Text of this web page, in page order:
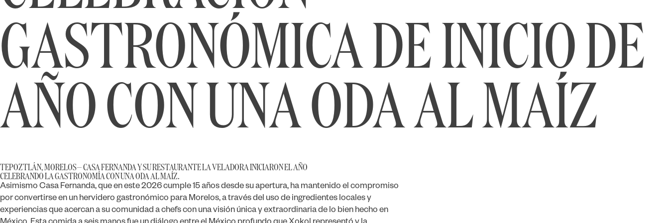
GASTRONÓMICA DE INICIO DE
AÑO CON UNA ODA AL MAÍZ
TEPOZTLÁN, MORELOS— CASA FERNANDA Y SU RESTAURANTE LA VELADORA INICIARON EL AÑO
CELEBRANDO LA GASTRONOMÍA CON UNA ODA AL MAÍZ.
Asimismo Casa Fernanda, que en este 2026 cumple 15 años desde su apertura, ha mantenido el compromiso
por convertirse en un hervidero gastronómico para Morelos, a través del uso de ingredientes locales y
experiencias que acercan a su comunidad a chefs con una visión única y extraordinaria de lo bien hecho en